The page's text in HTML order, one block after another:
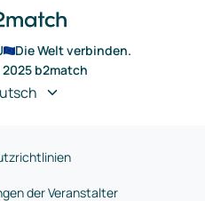
Die Welt verbinden.
b2match
der Veranstalter